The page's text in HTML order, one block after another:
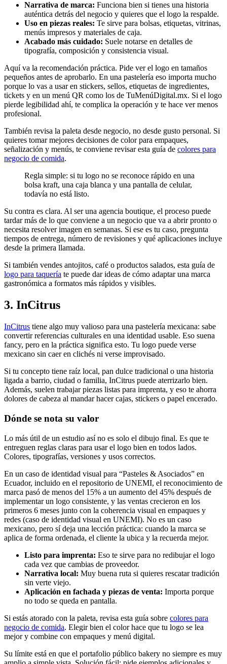
Narrativa de marca: Funciona bien si tienes una historia
auténtica detrás del negocio y quieres que el logo la respalde.
Uso en piezas reales: Te sirve para bolsas, etiquetas, vitrinas,
menús impresos y materiales de caja.
Acabado más cuidado: Suele notarse en detalles de
tipografía, composición y consistencia visual.
Aquí va la recomendación práctica. Pide ver el logo en tamaños
pequeños antes de aprobarlo. En una pastelería eso importa mucho
porque lo vas a usar en stickers, sellos, etiquetas de ingredientes,
tickets y en un menú QR como los de TuMenúDigital.mx. Si el logo
pierde legibilidad ahí, te complica la operación y te hace ver menos
profesional.
También revisa la paleta desde negocio, no desde gusto personal. Si
quieres tomar mejores decisiones de color para empaques,
señalización y menús, te conviene revisar esta guía de colores para
negocio de comida.
Regla simple: si tu logo no se reconoce rápido en una
bolsa kraft, una caja blanca y una pantalla de celular,
todavía no está listo.
Su contra es clara. Al ser una agencia boutique, el proceso puede
tardar más de lo que conviene a un negocio que va a abrir pronto o
necesita resolver imagen en semanas. Si ese es tu caso, pregunta
tiempos de entrega, número de revisiones y qué aplicaciones incluye
desde la primera llamada.
Si también vendes antojitos, café o productos salados, esta guía de
logo para taquería te puede dar ideas de cómo adaptar una marca
gastronómica a formatos más rápidos y visibles.
3. InCitrus
InCitrus tiene algo muy valioso para una pastelería mexicana: sabe
convertir referencias culturales en una identidad usable. Eso suena
fancy, pero en la práctica significa esto. Tu logo puede verse
mexicano sin caer en clichés ni verse improvisado.
Si tu concepto tiene raíz local, pan dulce tradicional o una historia
ligada a barrio, ciudad o familia, InCitrus puede aterrizarlo bien.
Además, suelen trabajar piezas listas para imprenta, y eso te ahorra
dolores de cabeza al mandar hacer cajas, stickers o papel encerado.
Dónde se nota su valor
Lo más útil de un estudio así no es solo el dibujo final. Es que te
entreguen reglas claras para usar el logo bien en todos lados.
Colores, tipografías, versiones y usos correctos.
En un caso de identidad visual para “Pasteles & Asociados” en
Ecuador, incluido en el repositorio de UNEMI, el reconocimiento de
marca pasó de menos del 15% a un aumento del 45% después de
implementar un logo consistente, y las ventas crecieron en los
primeros 6 meses junto con la coherencia visual en empaques y
redes (caso de identidad visual en UNEMI). No es un caso
mexicano, pero sí deja una lección práctica: cuando la marca se
aplica de forma ordenada, el cliente la ubica y la recuerda mejor.
Listo para imprenta: Eso te sirve para no redibujar el logo
cada vez que cambias de proveedor.
Narrativa local: Muy buena ruta si quieres rescatar tradición
sin verte viejo.
Aplicación en fachada y piezas de venta: Importa porque
no todo se queda en pantalla.
Si estás atorado con la paleta, revisa esta guía sobre colores para
negocio de comida. Elegir bien el color hace que tu logo se lea
mejor y combine con empaques y menú digital.
Su límite está en que el portafolio público bakery no siempre es muy